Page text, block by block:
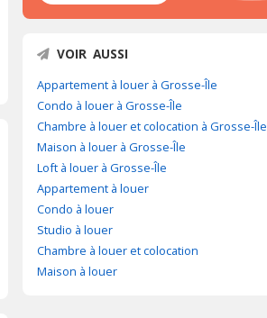
VOIR AUSSI
Appartement à louer à Grosse-Île
Condo à louer à Grosse-Île
Chambre à louer et colocation à Grosse-Île
Maison à louer à Grosse-Île
Loft à louer à Grosse-Île
Appartement à louer
Condo à louer
Studio à louer
Chambre à louer et colocation
Maison à louer